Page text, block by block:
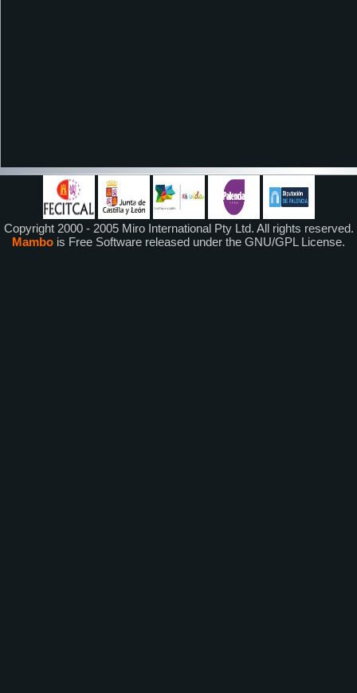
Copyright 2000 - 2005 Miro International Pty Ltd. All rights reserved.
Mambo is Free Software released under the GNU/GPL License.